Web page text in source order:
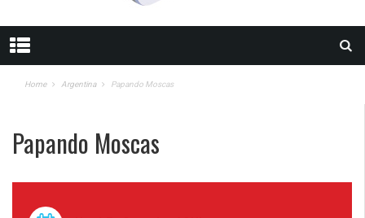
Home Argentina Papando Moscas
Papando Moscas